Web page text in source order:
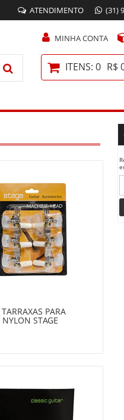
ATENDIMENTO (31)
MINHA CONTA
ITENS: 0 R$
PARA
STAGE